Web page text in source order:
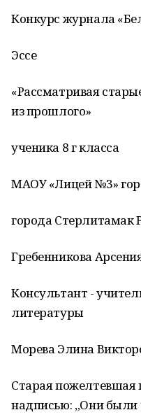
Конкурс журнала
Эссе
«Рассматривая
из прошлого»
ученика 8 г класса
МАОУ «Лицей №3»
города Стерлитамак
Гребенникова
Консультант -
литературы
Морева Элина
Старая пожелтевшая
надписью: „Они были